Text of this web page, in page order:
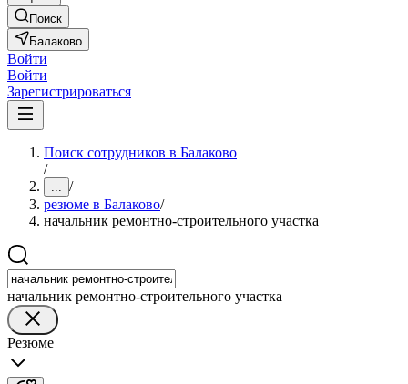
Поиск
Балаково
Войти
Войти
Зарегистрироваться
Поиск сотрудников в Балаково
/
... /
резюме в Балаково/
начальник ремонтно-строительного участка
начальник ремонтно-строительного участка
Резюме